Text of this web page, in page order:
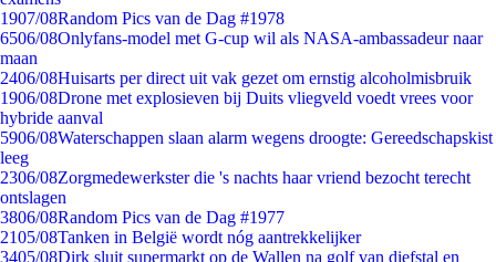
1907/08Random Pics van de Dag #1978
6506/08Onlyfans-model met G-cup wil als NASA-ambassadeur naar
maan
2406/08Huisarts per direct uit vak gezet om ernstig alcoholmisbruik
1906/08Drone met explosieven bij Duits vliegveld voedt vrees voor
hybride aanval
5906/08Waterschappen slaan alarm wegens droogte: Gereedschapskist
leeg
2306/08Zorgmedewerkster die 's nachts haar vriend bezocht terecht
ontslagen
3806/08Random Pics van de Dag #1977
2105/08Tanken in België wordt nóg aantrekkelijker
3405/08Dirk sluit supermarkt op de Wallen na golf van diefstal en